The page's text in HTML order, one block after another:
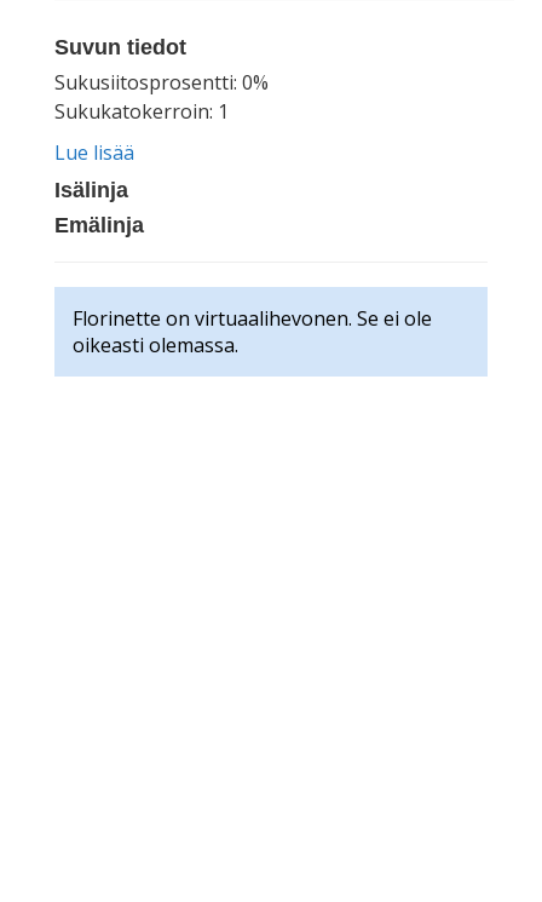
Suvun tiedot
Sukusiitosprosentti: 0%
Sukukatokerroin: 1
Lue lisää
Isälinja
Emälinja
Florinette on virtuaalihevonen. Se ei ole
oikeasti olemassa.